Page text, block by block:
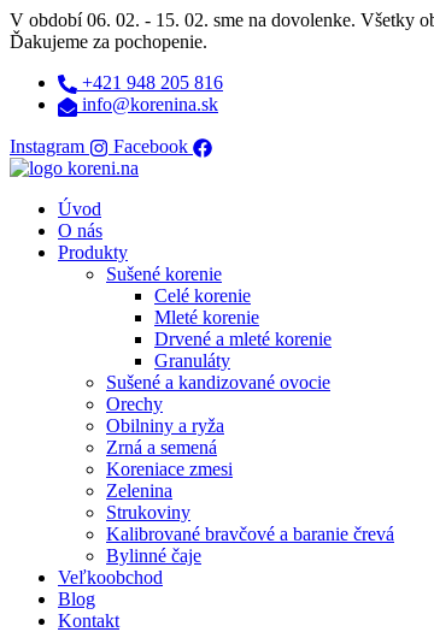
Preskočiť
na
V období 06. 02. - 15. 02. sme na dovolenke. Všetky
Ďakujeme za pochopenie.
+421 948 205 816
info@korenina.sk
Instagram Facebook
Úvod
O nás
Produkty
Sušené korenie
Celé korenie
Mleté korenie
Drvené a mleté korenie
Granuláty
Sušené a kandizované ovocie
Orechy
Obilniny a ryža
Zrná a semená
Koreniace zmesi
Zelenina
Strukoviny
Kalibrované bravčové a baranie črevá
Bylinné čaje
Veľkoobchod
Blog
Kontakt